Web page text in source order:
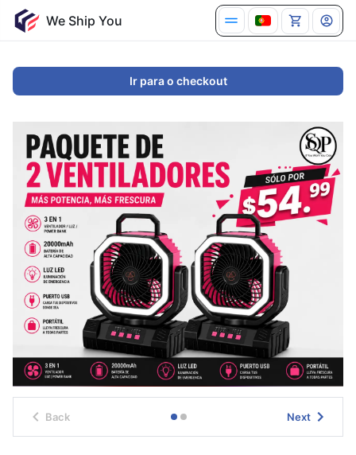
Ir para o checkout
Back Next